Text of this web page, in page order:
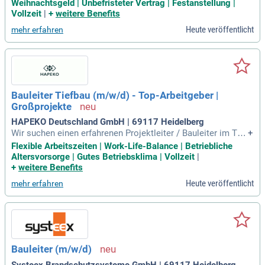
w/d), die Verantwortung übernehmen und Teil eines ambitio
Weihnachtsgeld | Unbefristeter Vertrag | Festanstellung |
Vollzeit | + weitere Benefits
mehr erfahren Heute veröffentlicht
Bauleiter Tiefbau (m/w/d) - Top-Arbeitgeber |
Großprojekte
HAPEKO Deutschland GmbH | 69117 Heidelberg
Wir suchen einen erfahrenen Projektleiter / Bauleiter im Tief
bau (m/w/d), der Projekte eigenständig zum Erfolg führt. Ihr
e Aufgaben umfassen die umfassende Leitung anspruchsvo
ller Tiefbauprojekte von der Planung bis zur Abnahme. Sie k
Termine sowie die Bauqualität. Eine enge Abstimmung mit
Behörden und externen Partnern ist ebenfalls erforderlich. V
orausgesetzt werden ein Studium im Bauingenieurwesen od
er eine vergleichbare Qualifikation sowie mindestens drei J
ahre Berufserfahrung im Tiefbau. Ihre eigenverantwortliche
und lösungsorientierte Arbeitsweise ist uns wichtig, um mo
derne regionale Infrastruktur weiterzuentwickeln.
+
Flexible Arbeitszeiten | Work-Life-Balance | Betriebliche
Altersvorsorge | Gutes Betriebsklima | Vollzeit
+ weitere Benefits
mehr erfahren Heute veröffentlicht
Bauleiter (m/w/d)